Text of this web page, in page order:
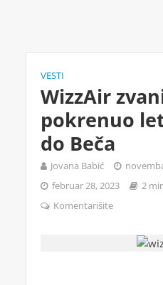
VESTI
WizzAir
pokrenuo
do Beča
Jovana Babić
februar 28, 2023
2
Komentarišite